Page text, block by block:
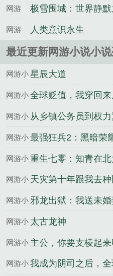
来日记
网游 极雪围城：世界静默
网游 人类意识永生
最近更新网游小说小
网游小
说
星辰大道
网游小
说
全球贬值，我穿回来
网游小
说
从乡镇公务员到权
网游小
说
最强狂兵2：黑暗荣
网游小
说
重生七零：知青在
网游小
说
天灾第十年跟我去种
网游小
说
邪龙出狱：我送未婚
网游小
说
太古龙神
网游小
说
主公，你要支棱起
网游小我成为阴司之后，